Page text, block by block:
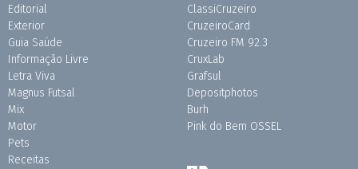
Editorial
Exterior
Guia Saúde
Informação Livre
Letra Viva
Magnus Futsal
Mix
Motor
Pets
Receitas
ClassiCruzeiro
CruzeiroCard
Cruzeiro FM 92.3
CruxLab
Grafsul
Depositphotos
Burh
Pink do Bem OSSEL